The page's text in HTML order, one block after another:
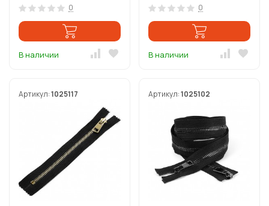
0
В наличии
0
В наличии
Артикул:1025117 Артикул:1025102